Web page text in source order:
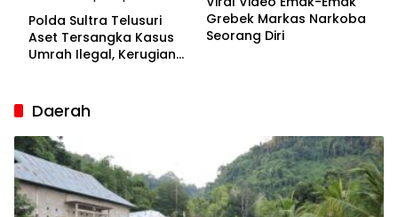
Polda Sultra Telusuri
Aset Tersangka Kasus
Umrah Ilegal, Kerugian
Grebek Markas Narkoba
Seorang Diri
Daerah